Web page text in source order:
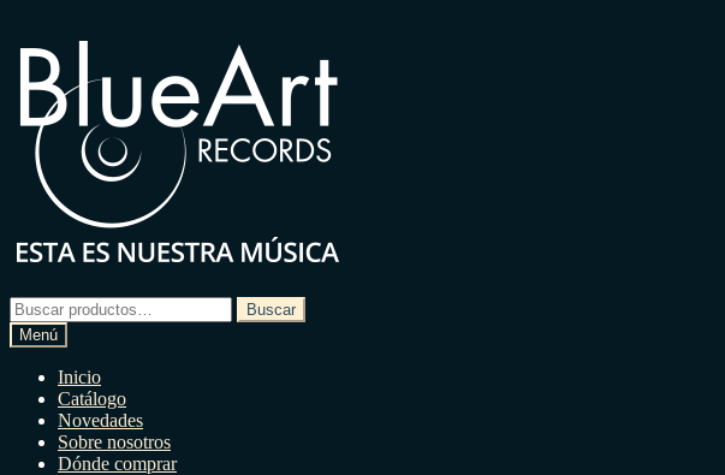
navegación
página
Buscar
por:
Buscar
Menú
Inicio
Catálogo
Novedades
Sobre nosotros
Dónde comprar